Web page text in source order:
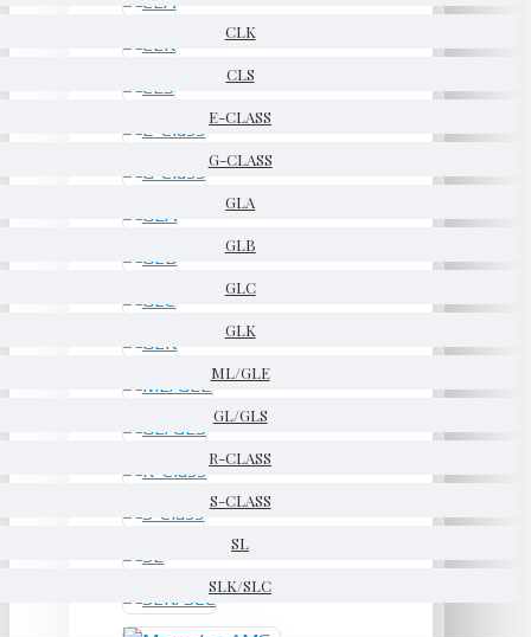
CLK
CLS
E-CLASS
G-CLASS
GLA
GLB
GLC
GLK
ML/GLE
GL/GLS
R-CLASS
S-CLASS
SL
SLK/SLC